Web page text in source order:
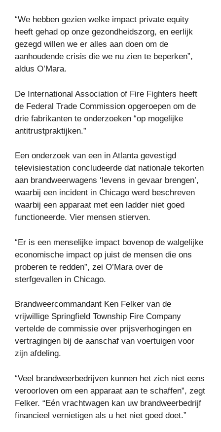
“We hebben gezien welke impact private equity
heeft gehad op onze gezondheidszorg, en eerlijk
gezegd willen we er alles aan doen om de
aanhoudende crisis die we nu zien te beperken”,
aldus O’Mara.
De International Association of Fire Fighters heeft
de Federal Trade Commission opgeroepen om de
drie fabrikanten te onderzoeken “op mogelijke
antitrustpraktijken.”
Een onderzoek van een in Atlanta gevestigd
televisiestation concludeerde dat nationale tekorten
aan brandweerwagens ‘levens in gevaar brengen’,
waarbij een incident in Chicago werd beschreven
waarbij een apparaat met een ladder niet goed
functioneerde. Vier mensen stierven.
“Er is een menselijke impact bovenop de walgelijke
economische impact op juist de mensen die ons
proberen te redden”, zei O’Mara over de
sterfgevallen in Chicago.
Brandweercommandant Ken Felker van de
vrijwillige Springfield Township Fire Company
vertelde de commissie over prijsverhogingen en
vertragingen bij de aanschaf van voertuigen voor
zijn afdeling.
“Veel brandweerbedrijven kunnen het zich niet eens
veroorloven om een ​​apparaat aan te schaffen”, zegt
Felker. “Eén vrachtwagen kan uw brandweerbedrijf
financieel vernietigen als u het niet goed doet.”